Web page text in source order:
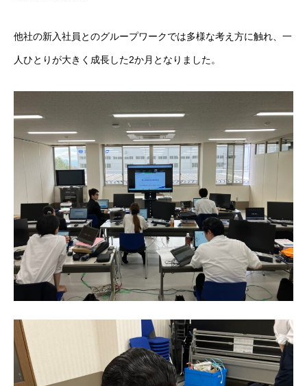
他社の新入社員とのグループワークでは多様な考え方に触れ、一
人ひとりが大きく成長した2か月となりました。